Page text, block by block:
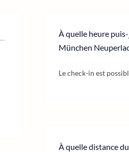
À quelle heure
München
Le check-in est
À quelle distance